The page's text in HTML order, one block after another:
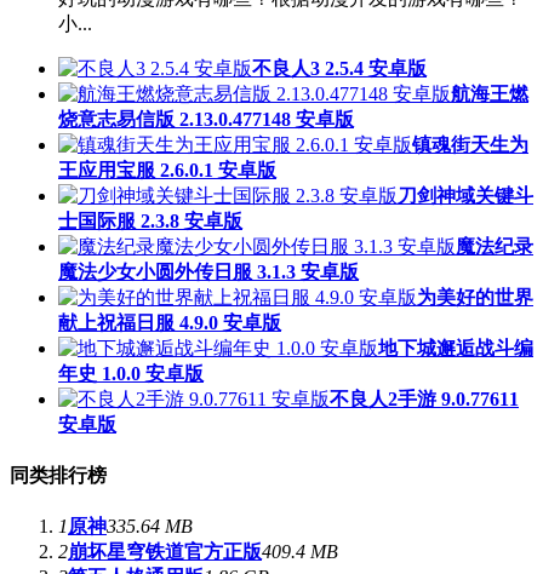
小...
不良人3 2.5.4 安卓版
航海王燃
烧意志易信版 2.13.0.477148 安卓版
镇魂街天生为
王应用宝服 2.6.0.1 安卓版
刀剑神域关键斗
士国际服 2.3.8 安卓版
魔法纪录
魔法少女小圆外传日服 3.1.3 安卓版
为美好的世界
献上祝福日服 4.9.0 安卓版
地下城邂逅战斗编
年史 1.0.0 安卓版
不良人2手游 9.0.77611
安卓版
同类排行榜
1 原神335.64 MB
2崩坏星穹铁道官方正版409.4 MB